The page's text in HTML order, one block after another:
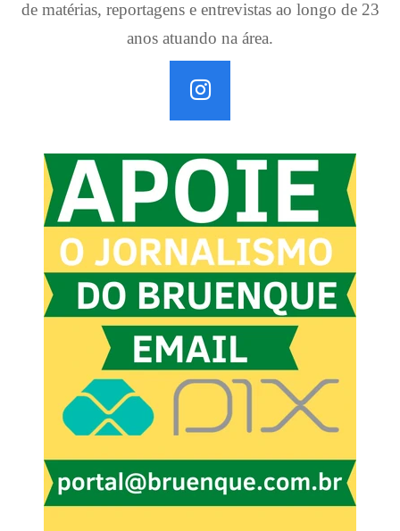
de matérias, reportagens e entrevistas ao longo de 23
anos atuando na área.